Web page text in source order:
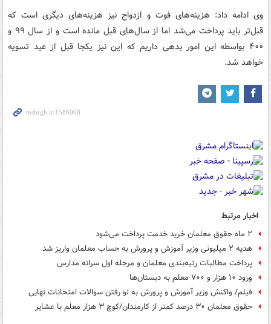
وی ادامه داد: هزینه‌های فوت و ازدواج نیز هزینه‌های دیگری است که
قبل‌تر باید پرداخت می‌شد اما از سال‌های قبل مانده است و از سال ۹۹ و
۴۰۰ بواسطه این امور بدهی داریم که این نیز یکجا قبل از عید تسویه
خواهد شد.
اخبار مرتبط
۲ ماه حقوق معلمان خرید خدمت پرداخت می‌شود
هدیه ۲ میلیونی وزیر آموزش و پرورش به حساب معلمان واریز شد
پرداخت مطالبات رتبه‌بندی معلمان و مرحله اول سرانه مدارس
ورود ۱۰ هزار و ۷۰۰ معلم به دبستان‌ها
فیلم/ واکنش وزیر آموزش و پرورش به لو رفتن سوالات امتحانات نهایی
حقوق معلمان ۳۰ درصد کمتر از کارمندان/کوچ ۳ هزار معلم با عشایر